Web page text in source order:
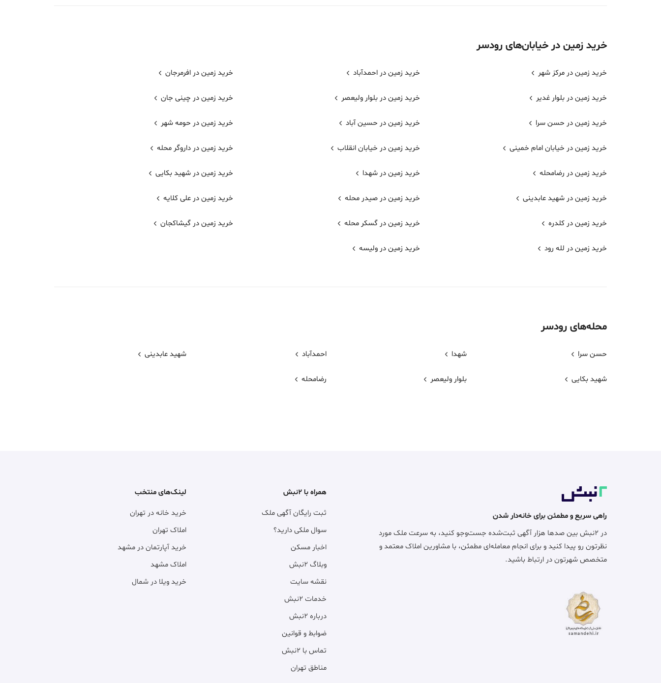
خرید زمین در خیابان‌های رودسر
خرید زمین در مرکز شهر خرید زمین در احمدآباد خرید زمین در افرمرجان
خرید زمین در بلوار غدیر خرید زمین در بلوار ولیعصر خرید زمین در چینی جان
خرید زمین در حسن سرا خرید زمین در حسین آباد خرید زمین در حومه شهر
خرید زمین در خیابان امام خمینی خرید زمین در خیابان انقلاب خرید زمین در داروگر محله
خرید زمین در رضامحله خرید زمین در شهدا خرید زمین در شهید بکایی
خرید زمین در شهید عابدینی خرید زمین در صیدر محله خرید زمین در علی کلایه
خرید زمین در کلدره خرید زمین در گسکر محله خرید زمین در گیشاکجان
خرید زمین در لله رود خرید زمین در ولیسه
محله‌های رودسر
حسن سرا شهدا احمدآباد شهید عابدینی
شهید بکایی بلوار ولیعصر رضامحله
راهی سریع و مطمئن برای خانه‌دار شدن
در ۲نبش بین صدها هزار آگهی ثبت‌شده جست‌وجو کنید، به سرعت ملک مورد
نظرتون رو پیدا کنید و برای انجام معامله‌ای مطمئن، با مشاورین املاک معتمد و
متخصص شهرتون در ارتباط باشید.
همراه با ۲نبش
ثبت رایگان آگهی ملک
سوال ملکی دارید؟
اخبار مسکن
وبلاگ ۲نبش
نقشه سایت
خدمات ۲نبش
درباره ۲نبش
ضوابط و قوانین
تماس با ۲نبش
مناطق تهران
لینک‌های منتخب
خرید خانه در تهران
املاک تهران
خرید آپارتمان در مشهد
املاک مشهد
خرید ویلا در شمال